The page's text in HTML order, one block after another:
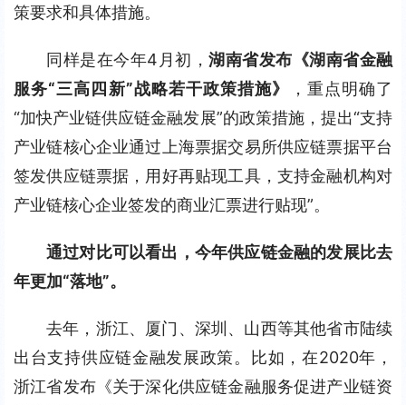
策要求和具体措施。
同样是在今年4月初， 湖南省发布《湖南省金融
服务“三高四新”战略若干政策措施》
，重点明确了
“加快产业链供应链金融发展”的政策措施，提出“支持
产业链核心企业通过上海票据交易所供应链票据平台
签发供应链票据，用好再贴现工具，支持金融机构对
产业链核心企业签发的商业汇票进行贴现”。
通过对比可以看出，今年供应链金融的发展比去
年更加“落地”。
去年，浙江、厦门、深圳、山西等其他省市陆续
出台支持供应链金融发展政策。比如，在2020年，
浙江省发布《关于深化供应链金融服务促进产业链资